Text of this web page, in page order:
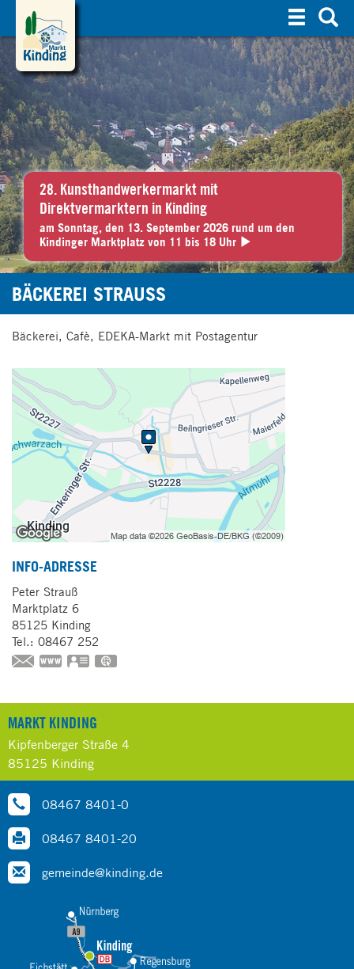
u
c
h
e
28. Kunsthandwerkermarkt mit
Direktvermarktern in Kinding
am Sonntag, den 13. September 2026 rund um den
Kindinger Marktplatz von 11 bis 18 Uhr
BÄCKEREI STRAUSS
Bäckerei, Cafè, EDEKA-Markt mit Postagentur
INFO-ADRESSE
Peter Strauß
Marktplatz 6
85125 Kinding
Tel.: 08467 252
https://www.baeckerei-strauss.de
vCard
MARKT KINDING
Kipfenberger Straße 4
85125 Kinding
08467 8401-0
08467 8401-20
gemeinde@kinding.de